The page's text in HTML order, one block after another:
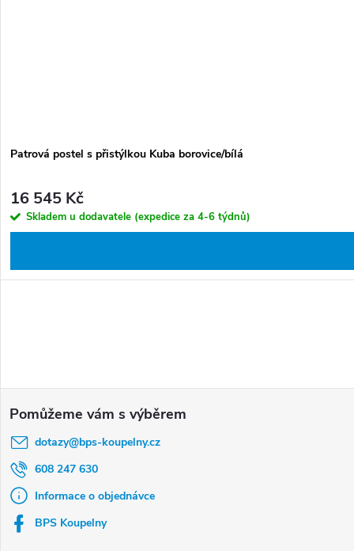
Patrová postel s přistýlkou Kuba borovice/bílá
16 545 Kč
Skladem u dodavatele (expedice za 4-6 týdnů)
dotazy@bps-koupelny.cz
608 247 630
Informace o objednávce
BPS Koupelny